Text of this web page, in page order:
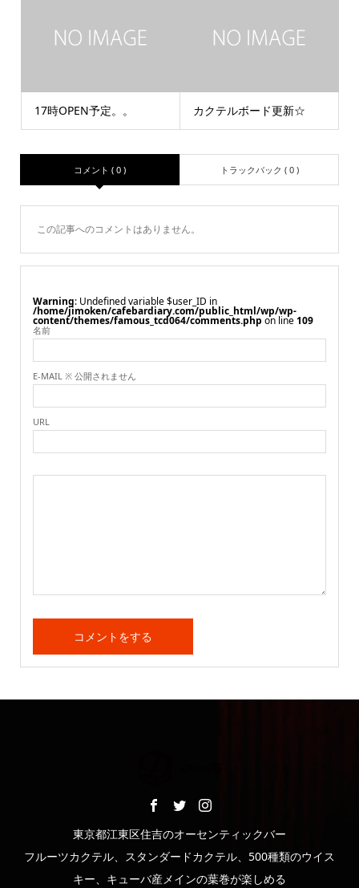
17時OPEN予定。。 カクテルボード更新☆
コメント ( 0 ) トラックバック ( 0 )
この記事へのコメントはありません。
Warning : Undefined variable $user_ID in
/home/jimoken/cafebardiary.com/public_html/wp/wp-
content/themes/famous_tcd064/comments.php on line109
名前
E-MAIL ※ 公開されません
URL
東京都江東区住吉のオーセンティックバー
フルーツカクテル、スタンダードカクテル、500種類のウイス
キー、キューバ産メインの葉巻が楽しめる